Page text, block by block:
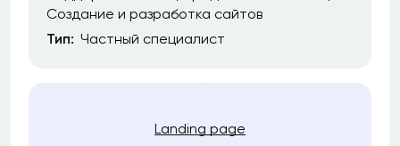
Создание и разработка сайтов
Тип: Частный специалист
Landing page